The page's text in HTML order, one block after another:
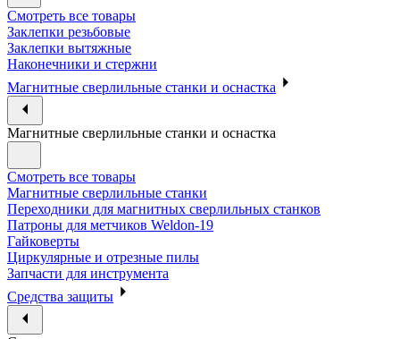
Смотреть все товары
Заклепки резьбовые
Заклепки вытяжные
Наконечники и стержни
Магнитные сверлильные станки и оснастка
Магнитные сверлильные станки и оснастка
Смотреть все товары
Магнитные сверлильные станки
Переходники для магнитных сверлильных станков
Патроны для метчиков Weldon-19
Гайковерты
Циркулярные и отрезные пилы
Запчасти для инструмента
Средства защиты